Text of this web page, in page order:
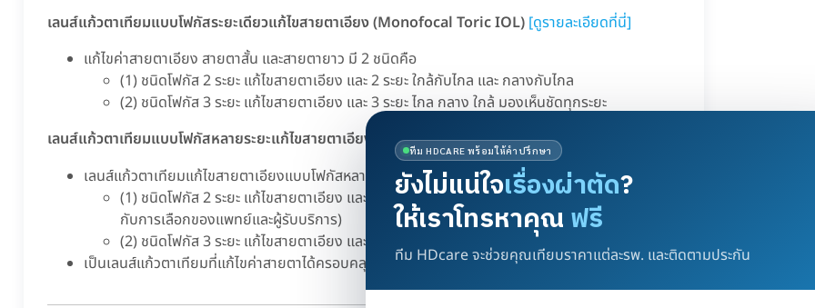
ทีม HDCARE พร้อมให้คำปรึกษา
ยังไม่แน่ใจเรื่องผ่าตัด?
ให้เราโทรหาคุณฟรี
ทีม HDcare จะช่วยคุณเทียบราคาแต่ละรพ. และติดตามประกัน
เลนส์แก้วตาเทียมแบบโฟกัสระยะเดียวแก้ไขสายตาเอียง (Monofocal Toric IOL) [ดูรายละเอียดที่นี่]
แก้ไขค่าสายตาเอียง สายตาสั้น และสายตายาว มี 2 ชนิดคือ
(1) ชนิดโฟกัส 2 ระยะ แก้ไขสายตาเอียง และ 2 ระยะ ใกล้กับไกล และ กลางกับไกล
(2) ชนิดโฟกัส 3 ระยะ แก้ไขสายตาเอียง และ 3 ระยะ ไกล กลาง ใกล้ มองเห็นชัดทุกระยะ
เลนส์แก้วตาเทียมแบบโฟกัสหลายระยะแก้ไขสายตาเอียง (Multifocal Toric IOL)[ดูรายละเอียดที่นี่]
เลนส์แก้วตาเทียมแก้ไขสายตาเอียงแบบโฟกัสหลายระยะ แบ่งออกได้ดังนี้
(1) ชนิดโฟกัส 2 ระยะ แก้ไขสายตาเอียง และอีก 2 ระยะ ได้แก่ ใกล้และไกล หรือ กลางและไกล (ขึ้นอยู่
กับการเลือกของแพทย์และผู้รับบริการ)
(2) ชนิดโฟกัส 3 ระยะ แก้ไขสายตาเอียง และไกล กลาง ใกล้ มองเห็นชัดในทุกระยะ
เป็นเลนส์แก้วตาเทียมที่แก้ไขค่าสายตาได้ครอบคลุมที่สุดโดยไม่ต้องกังวลเรื่องปัญหาค่าสายตาเดิม